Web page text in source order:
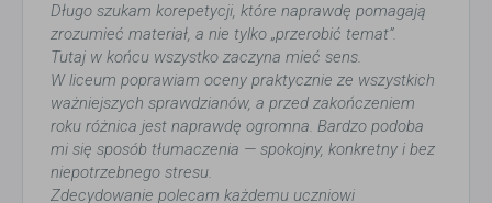
Długo szukam korepetycji, które naprawdę pomagają
zrozumieć materiał, a nie tylko „przerobić temat”.
Tutaj w końcu wszystko zaczyna mieć sens.
W liceum poprawiam oceny praktycznie ze wszystkich
ważniejszych sprawdzianów, a przed zakończeniem
roku różnica jest naprawdę ogromna. Bardzo podoba
mi się sposób tłumaczenia — spokojny, konkretny i bez
niepotrzebnego stresu.
Zdecydowanie polecam każdemu uczniowi